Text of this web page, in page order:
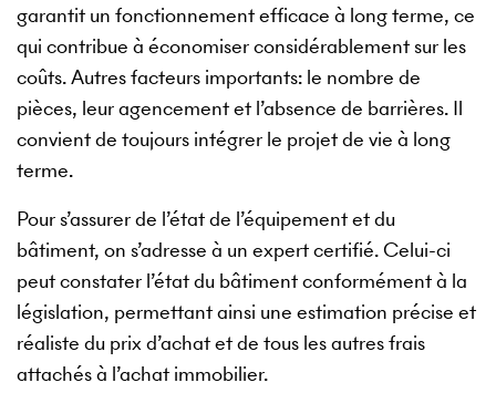
garantit un fonctionnement efficace à long terme, ce
qui contribue à économiser considérablement sur les
coûts. Autres facteurs importants: le nombre de
pièces, leur agencement et l’absence de barrières. Il
convient de toujours intégrer le projet de vie à long
terme.
Pour s’assurer de l’état de l’équipement et du
bâtiment, on s’adresse à un expert certifié. Celui-ci
peut constater l’état du bâtiment conformément à la
législation, permettant ainsi une estimation précise et
réaliste du prix d’achat et de tous les autres frais
attachés à l’achat immobilier.